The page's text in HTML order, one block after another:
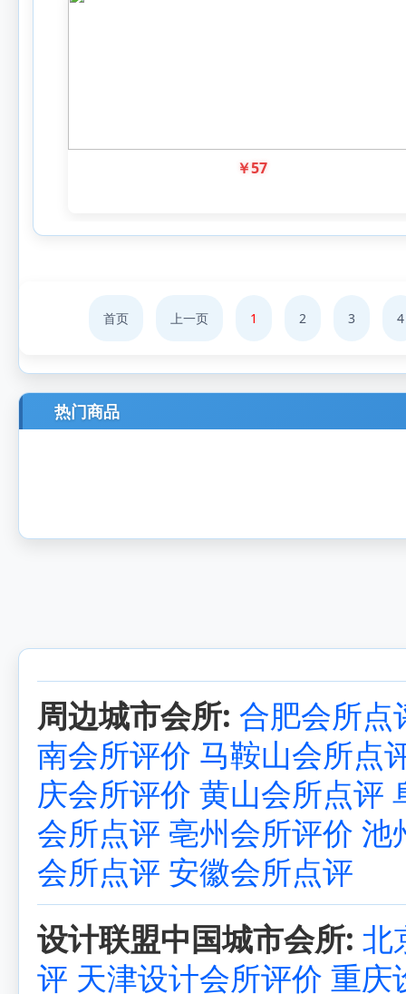
￥57
首页 上一页 1 2 3 4
热门商品
周边城市会所: 合肥会所点
南会所评价 马鞍山会所点
庆会所评价 黄山会所点评
会所点评 亳州会所评价 池
会所点评 安徽会所点评
设计联盟中国城市会所: 北
评 天津设计会所评价 重庆